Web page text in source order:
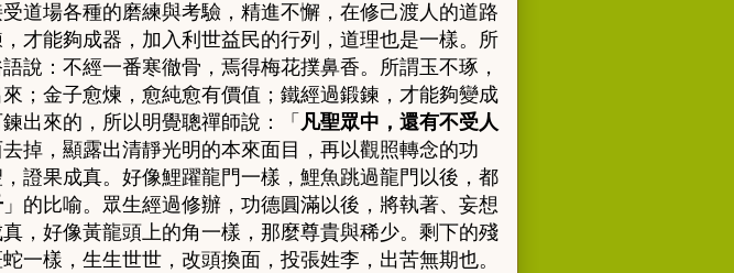
道場各種的磨練與考驗，精進不懈，在修己渡人的道路
才能夠成器，加入利世益民的行列，道理也是一樣。所
說：不經一番寒徹骨，焉得梅花撲鼻香。所謂玉不琢，
；金子愈煉，愈純愈有價值；鐵經過鍛鍊，才能夠變成
出來的，所以明覺聰禪師說：「 凡聖眾中，還有不受人
掉，顯露出清靜光明的本來面目，再以觀照轉念的功
證果成真。好像鯉躍龍門一樣 ， 鯉魚跳過龍門以後，都
」的比喻。眾生經過修辦，功德圓滿以後，將執著、妄想
，好像黃龍頭上的角一樣，那麼尊貴與稀少。剩下的殘
一樣，生生世世，改頭換面，投張姓李，出苦無期也。